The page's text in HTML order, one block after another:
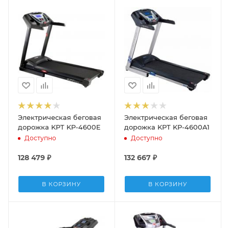
Электрическая беговая
дорожка KPT KP-4600E
Доступно
128 479 ₽
В КОРЗИНУ
Электрическая беговая
дорожка KPT KP-4600A1
Доступно
132 667 ₽
В КОРЗИНУ